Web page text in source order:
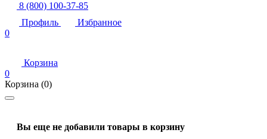
8 (800) 100-37-85
Профиль
Избранное
0
Корзина
0
Корзина (0)
Вы еще не добавили товары в корзину